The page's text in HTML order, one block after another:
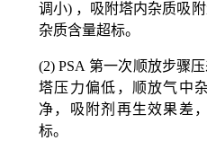
调小) ，吸附塔内杂质吸
杂质含量超标。
(2) PSA 第一次顺放步骤
塔压力偏低，顺放气中
净，吸附剂再生效果差
标。